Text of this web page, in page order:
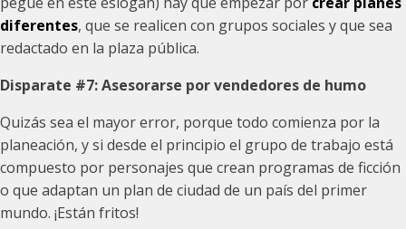
diferentes, que se realicen con grupos sociales y que sea
redactado en la plaza pública.
Disparate #7:Asesorarse por vendedores de humo
Quizás sea el mayor error, porque todo comienza por la
planeación, y si desde el principio el grupo de trabajo está
compuesto por personajes que crean programas de ficción
o que adaptan un plan de ciudad de un país del primer
mundo. ¡Están fritos!